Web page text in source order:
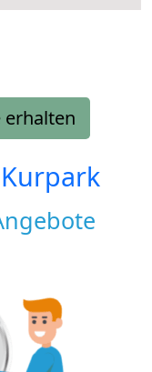
erhalten
Kurpark